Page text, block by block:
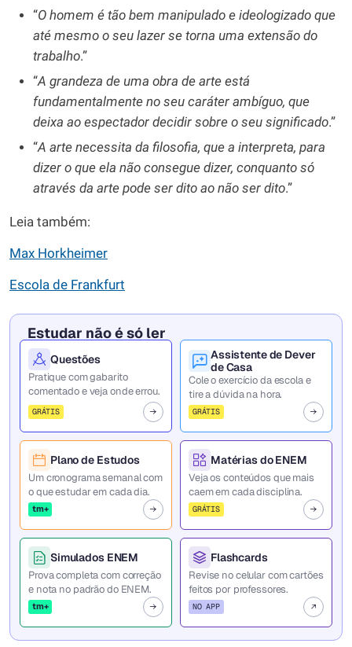
“O homem é tão bem manipulado e ideologizado que
até mesmo o seu lazer se torna uma extensão do
trabalho.”
“A grandeza de uma obra de arte está
fundamentalmente no seu caráter ambíguo, que
deixa ao espectador decidir sobre o seu significado.”
“A arte necessita da filosofia, que a interpreta, para
dizer o que ela não consegue dizer, conquanto só
através da arte pode ser dito ao não ser dito.”
Leia também:
Max Horkheimer
Escola de Frankfurt
Estudar não é só ler
Questões
Pratique com gabarito
comentado e veja onde errou.
GRÁTIS
Assistente de Dever
de Casa
Cole o exercício da escola e
tire a dúvida na hora.
GRÁTIS
Plano de Estudos
Um cronograma semanal com
o que estudar em cada dia.
tm+
Matérias do ENEM
Veja os conteúdos que mais
caem em cada disciplina.
GRÁTIS
Simulados ENEM
Prova completa com correção
e nota no padrão do ENEM.
tm+
Flashcards
Revise no celular com cartões
feitos por professores.
NO APP